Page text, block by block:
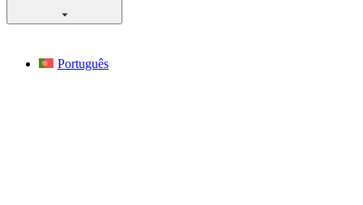
Português